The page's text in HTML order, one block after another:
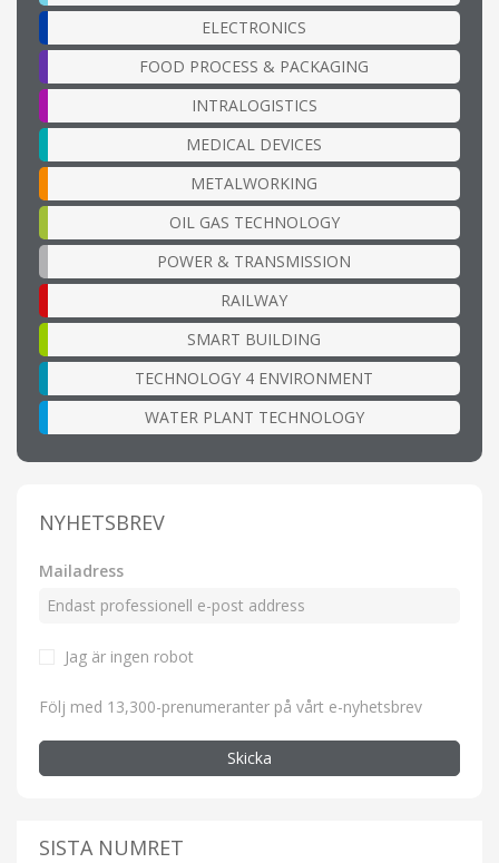
ELECTRONICS
FOOD PROCESS & PACKAGING
INTRALOGISTICS
MEDICAL DEVICES
METALWORKING
OIL GAS TECHNOLOGY
POWER & TRANSMISSION
RAILWAY
SMART BUILDING
TECHNOLOGY 4 ENVIRONMENT
WATER PLANT TECHNOLOGY
NYHETSBREV
Mailadress
Jag är ingen robot
Följ med 13,300-prenumeranter på vårt e-nyhetsbrev
Skicka
SISTA NUMRET